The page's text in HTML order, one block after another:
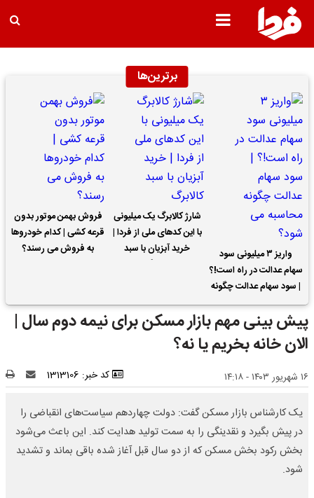
برترین‌ها
واریز ۳ میلیونی سود
سهام عدالت در راه است!؟
| سود سهام عدالت چگونه
محاسبه می شود؟
شارژ کالابرگ یک میلیونی
با این کدهای ملی از فردا |
خرید آبزیان با سبد
فروش بهمن موتور بدون
قرعه کشی | کدام خودروها
به فروش می رسند؟
پیش بینی مهم بازار مسکن برای نیمه دوم سال |
الان خانه بخریم یا نه؟
۱۶ شهریور ۱۴۰۳ - ۱۴:۱۸ کد خبر: 1313106
یک کارشناس بازار مسکن گفت: دولت چهاردهم سیاست‌های انقباضی را
در پیش بگیرد و نقدینگی را به سمت تولید هدایت کند. این باعث می‌شود
بخش رکود بخش مسکن که از دو سال قبل آغاز شده باقی بماند و تشدید
شود.